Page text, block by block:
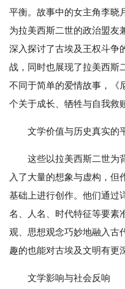
平衡。故事中的女主角李晓
为拉美西斯二世的政治盟友
深入探讨了古埃及王权斗争
战，同时也展现了拉美西斯
不同于简单的爱情故事，《
个关于成长、牺牲与自我救
文学价值与历史真实的
这些以拉美西斯二世为
入了大量的想象与虚构，但
基础上进行创作。他们通过
名、人名、时代特征等要素
观、思想观念巧妙地融入古
趣的也能对古埃及文明有更
文学影响与社会反响